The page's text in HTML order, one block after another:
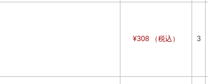
¥308 （税込） 3